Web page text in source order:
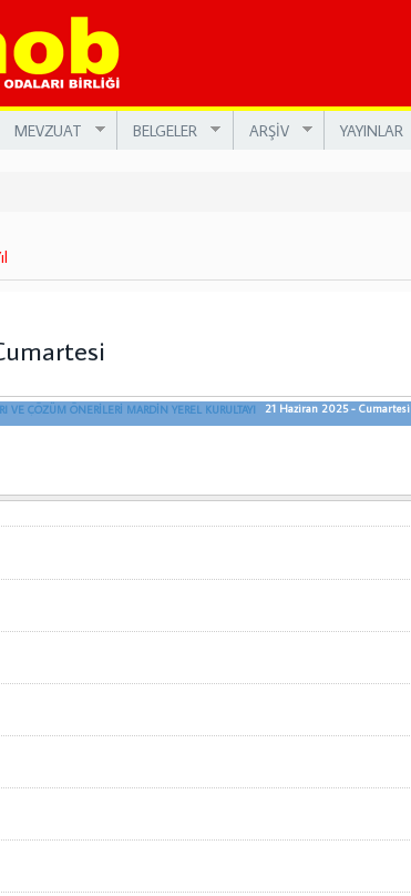
MEVZUAT BELGELER ARŞİV YAYINLAR
VE ÇÖZÜM ÖNERİLERİ MARDİN YEREL KURULTAYI 21 Haziran 2025 - Cumartesi